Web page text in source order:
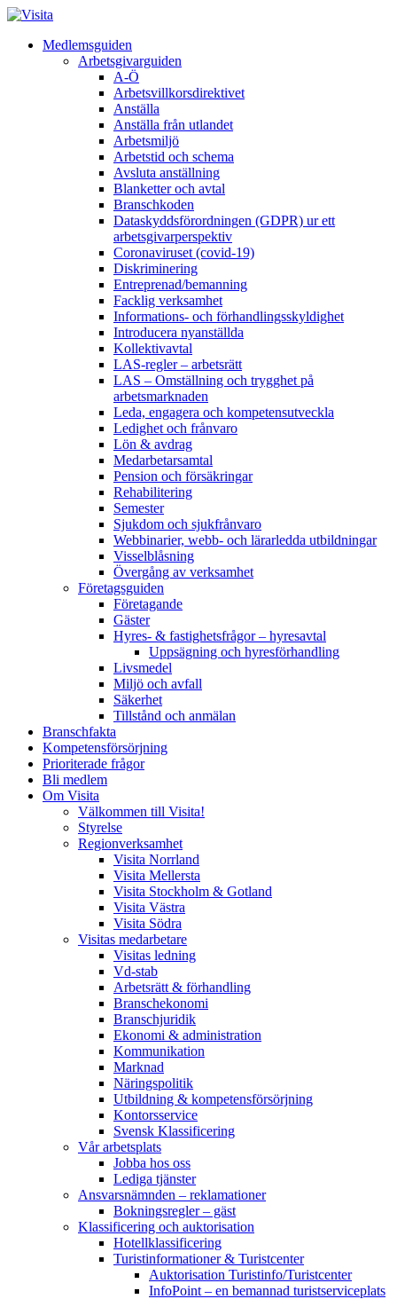
Medlemsguiden
Arbetsgivarguiden
A-Ö
Arbetsvillkorsdirektivet
Anställa
Anställa från utlandet
Arbetsmiljö
Arbetstid och schema
Avsluta anställning
Blanketter och avtal
Branschkoden
Dataskyddsförordningen (GDPR) ur ett
arbetsgivarperspektiv
Coronaviruset (covid-19)
Diskriminering
Entreprenad/bemanning
Facklig verksamhet
Informations- och förhandlingsskyldighet
Introducera nyanställda
Kollektivavtal
LAS-regler – arbetsrätt
LAS – Omställning och trygghet på
arbetsmarknaden
Leda, engagera och kompetensutveckla
Ledighet och frånvaro
Lön & avdrag
Medarbetarsamtal
Pension och försäkringar
Rehabilitering
Semester
Sjukdom och sjukfrånvaro
Webbinarier, webb- och lärarledda utbildningar
Visselblåsning
Övergång av verksamhet
Företagsguiden
Företagande
Gäster
Hyres- & fastighetsfrågor – hyresavtal
Uppsägning och hyresförhandling
Livsmedel
Miljö och avfall
Säkerhet
Tillstånd och anmälan
Branschfakta
Kompetensförsörjning
Prioriterade frågor
Bli medlem
Om Visita
Välkommen till Visita!
Styrelse
Regionverksamhet
Visita Norrland
Visita Mellersta
Visita Stockholm & Gotland
Visita Västra
Visita Södra
Visitas medarbetare
Visitas ledning
Vd-stab
Arbetsrätt & förhandling
Branschekonomi
Branschjuridik
Ekonomi & administration
Kommunikation
Marknad
Näringspolitik
Utbildning & kompetensförsörjning
Kontorsservice
Svensk Klassificering
Vår arbetsplats
Jobba hos oss
Lediga tjänster
Ansvarsnämnden – reklamationer
Bokningsregler – gäst
Klassificering och auktorisation
Hotellklassificering
Turistinformationer & Turistcenter
Auktorisation Turistinfo/Turistcenter
InfoPoint – en bemannad turistserviceplats